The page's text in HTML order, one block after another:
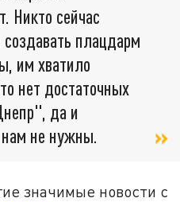
Никто сейчас
плацдарм
им хватило
нет достаточных
да и
не нужны.
значимые новости с